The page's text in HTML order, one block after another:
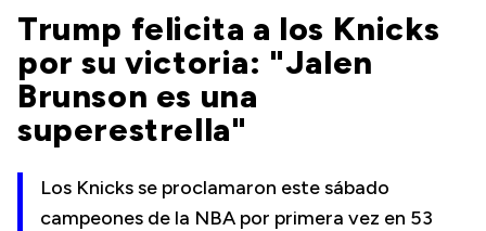
Trump felicita a los Knicks
por su victoria: "Jalen
Brunson es una
superestrella"
Los Knicks se proclamaron este sábado
campeones de la NBA por primera vez en 53